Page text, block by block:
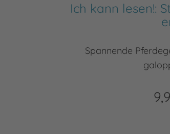
Ich kann lesen!:
Spannende